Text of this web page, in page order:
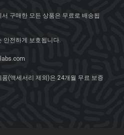
구매한 모든 상품은 무료로 배송됩
안전하게 보호됩니다.
(액세서리 제외)은 24개월 무료 보증